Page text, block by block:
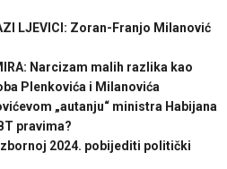
LJEVICI: Zoran-Franjo Milanović
Narcizam malih razlika kao
Plenkovića i Milanovića
„autanju“ ministra Habijana
pravima?
2024. pobijediti politički